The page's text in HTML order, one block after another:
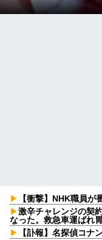
【衝撃】NHK職員
激辛チャレンジの契
なった。救急車運ばれ
【訃報】名探偵コナ